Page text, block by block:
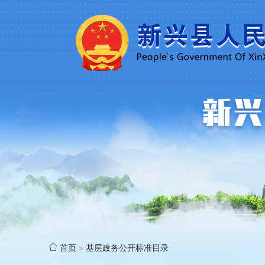
首页 > 基层政务公开标准目录